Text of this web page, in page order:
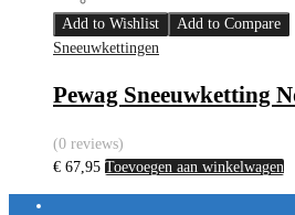
Add to Wishlist
Add to Compare
Sneeuwkettingen
Pewag Sneeuwketting
(0 reviews)
€ 67,95 Toevoegen aan winkelwagen